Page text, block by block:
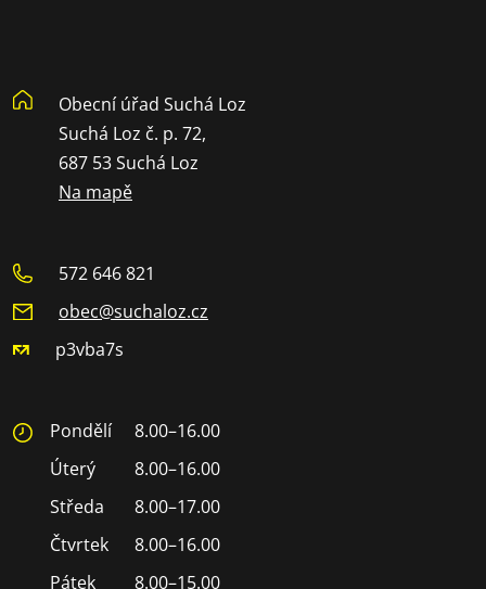
Obecní úřad Suchá Loz
Suchá Loz č. p. 72,
687 53 Suchá Loz
Na mapě
572 646 821
obec@suchaloz.cz
p3vba7s
Pondělí
8.00–16.00
Úterý
8.00–16.00
Středa
8.00–17.00
Čtvrtek
8.00–16.00
Pátek
8.00–15.00